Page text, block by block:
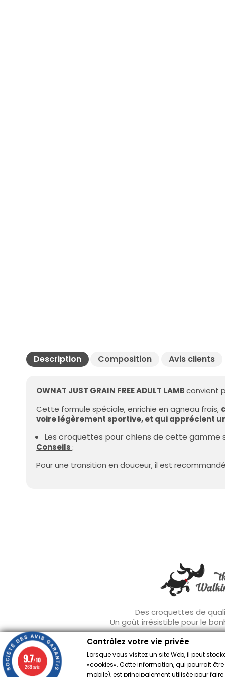
Description Composition Avis clients
OWNAT JUST GRAIN FREE ADULT LAMBconvient
Cette formule spéciale, enrichie en agneau frais,
voire légèrement sportive, et qui apprécient
Les croquettes pour chiens de cette gamme
Conseils:
Pour une transition en douceur, il est
Des croquettes de
Un goût irrésistible pour le
Contrôlez votre vie privée
Contrôlez votre vie privée
Lorsque vous visitez un site Web, il peut
«cookies». Cette information, qui pourrait
mobile), est principalement utilisée pour
9.7/10
269 avis